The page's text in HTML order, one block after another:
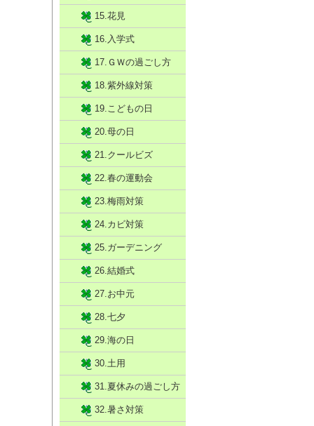
15.花見
16.入学式
17.ＧＷの過ごし方
18.紫外線対策
19.こどもの日
20.母の日
21.クールビズ
22.春の運動会
23.梅雨対策
24.カビ対策
25.ガーデニング
26.結婚式
27.お中元
28.七夕
29.海の日
30.土用
31.夏休みの過ごし方
32.暑さ対策